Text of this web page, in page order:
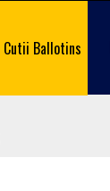
Cutii Ballotins